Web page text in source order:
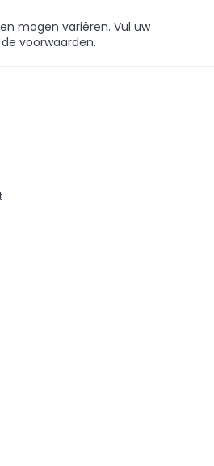
mogen variëren. Vul uw
voorwaarden.